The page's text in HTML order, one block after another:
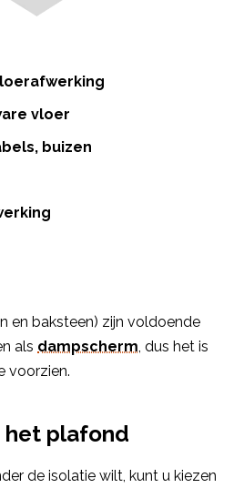
vloer
buizen
en baksteen) zijn voldoende
als dampscherm, dus het is
voorzien.
het plafond
de isolatie wilt, kunt u kiezen